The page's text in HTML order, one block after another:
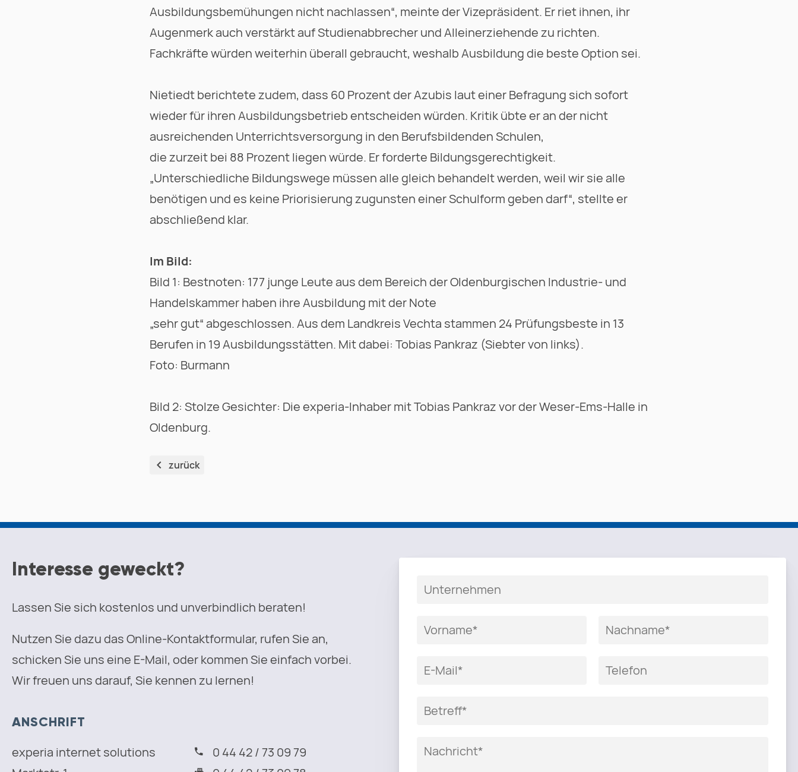
Ausbildungsbemühungen nicht nachlassen“, meinte der Vizepräsident. Er riet ihnen, ihr
Augenmerk auch verstärkt auf Studienabbrecher und Alleinerziehende zu richten.
Fachkräfte würden weiterhin überall gebraucht, weshalb Ausbildung die beste Option sei.
Nietiedt berichtete zudem, dass 60 Prozent der Azubis laut einer Befragung sich sofort
wieder für ihren Ausbildungsbetrieb entscheiden würden. Kritik übte er an der nicht
ausreichenden Unterrichtsversorgung in den Berufsbildenden Schulen,
die zurzeit bei 88 Prozent liegen würde. Er forderte Bildungsgerechtigkeit.
„Unterschiedliche Bildungswege müssen alle gleich behandelt werden, weil wir sie alle
benötigen und es keine Priorisierung zugunsten einer Schulform geben darf“, stellte er
abschließend klar.
Im Bild:
Bild 1: Bestnoten: 177 junge Leute aus dem Bereich der Oldenburgischen Industrie- und
Handelskammer haben ihre Ausbildung mit der Note
„sehr gut“ abgeschlossen. Aus dem Landkreis Vechta stammen 24 Prüfungsbeste in 13
Berufen in 19 Ausbildungsstätten. Mit dabei: Tobias Pankraz (Siebter von links).
Foto: Burmann
Bild 2: Stolze Gesichter: Die experia-Inhaber mit Tobias Pankraz vor der Weser-Ems-Halle in
Oldenburg.
zurück
Interesse geweckt?
Lassen Sie sich kostenlos und unverbindlich beraten!
Nutzen Sie dazu das Online-Kontaktformular, rufen Sie an,
schicken Sie uns eine E-Mail, oder kommen Sie einfach vorbei.
Wir freuen uns darauf, Sie kennen zu lernen!
ANSCHRIFT
experia internet solutions
0 44 42 / 73 09 79